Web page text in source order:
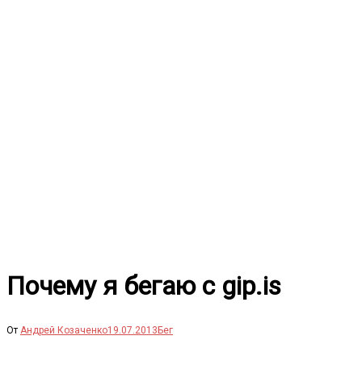
Почему я бегаю с gip.is
От Андрей Козаченко19.07.2013 Бег